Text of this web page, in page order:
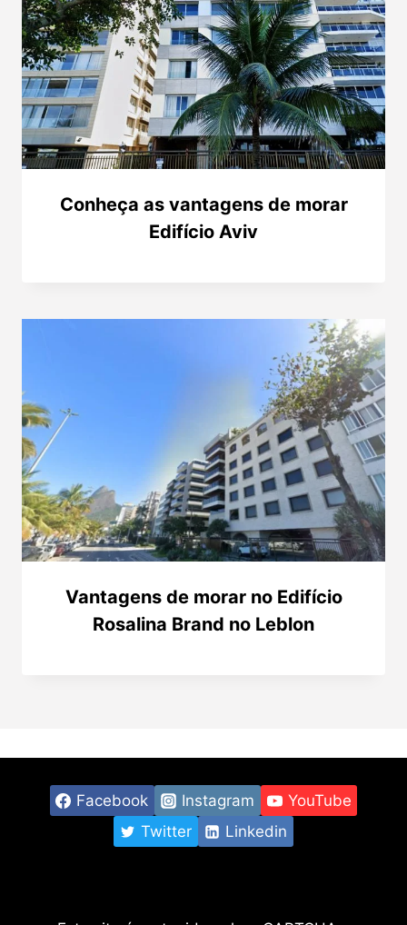
Conheça as vantagens de morar
Edifício Aviv
Vantagens de morar no Edifício
Rosalina Brand no Leblon
Facebook Instagram
YouTube
Twitter
Linkedin